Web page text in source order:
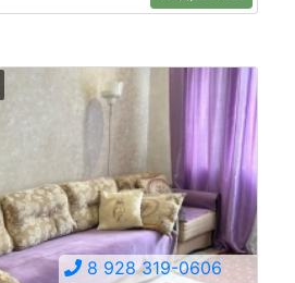
8 928 319-0606